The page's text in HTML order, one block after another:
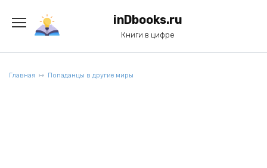
содержанию
inDbooks.ru
Книги в цифре
Главная Попаданцы в другие миры